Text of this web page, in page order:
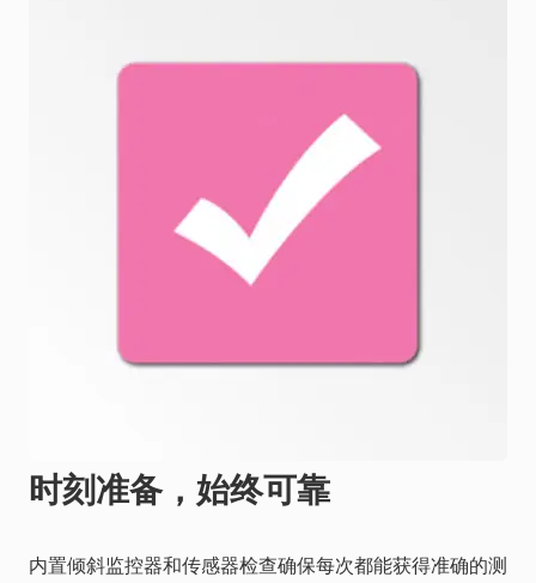
时刻准备，始终可靠
内置倾斜监控器和传感器检查确保每次都能获得准确的测